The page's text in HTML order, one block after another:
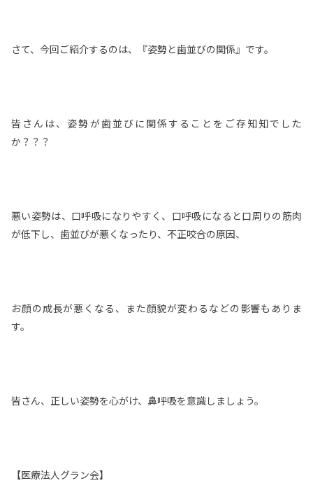
さて、今回ご紹介するのは、『姿勢と歯並びの関係』です。
皆さんは、姿勢が歯並びに関係することをご存知知でした
か？？？
悪い姿勢は、口呼吸になりやすく、口呼吸になると口周りの筋肉
が低下し、歯並びが悪くなったり、不正咬合の原因、
お顔の成長が悪くなる、また顔貌が変わるなどの影響もありま
す。
皆さん、正しい姿勢を心がけ、鼻呼吸を意識しましょう。
【医療法人グラン会】